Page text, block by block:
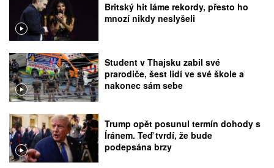
Britský hit láme rekordy, přesto ho
mnozí nikdy neslyšeli
Student v Thajsku zabil své
prarodiče, šest lidí ve své škole a
nakonec sám sebe
Trump opět posunul termín dohody s
Íránem. Teď tvrdí, že bude
podepsána brzy